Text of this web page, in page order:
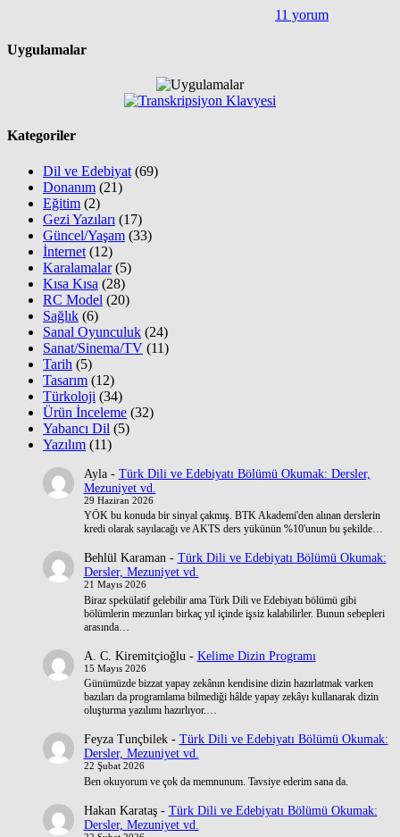
11 yorum
Uygulamalar
Kategoriler
Dil ve Edebiyat (69)
Donanım (21)
Eğitim (2)
Gezi Yazıları (17)
Güncel/Yaşam (33)
İnternet (12)
Karalamalar(5)
Kısa Kısa (28)
RC Model (20)
Sağlık (6)
Sanal Oyunculuk (24)
Sanat/Sinema/TV (11)
Tarih (5)
Tasarım (12)
Türkoloji (34)
Ürün İnceleme (32)
Yabancı Dil (5)
Yazılım (11)
Ayla- Türk Dili ve Edebiyatı Bölümü Okumak: Dersler,
Mezuniyet vd.
29 Haziran 2026
YÖK bu konuda bir sinyal çakmış. BTK Akademi'den alınan derslerin
kredi olarak sayılacağı ve AKTS ders yükünün %10'unun bu şekilde…
Behlül Karaman- Türk Dili ve Edebiyatı Bölümü Okumak:
Dersler, Mezuniyet vd.
21 Mayıs 2026
Biraz spekülatif gelebilir ama Türk Dili ve Edebiyatı bölümü gibi
bölümlerin mezunları birkaç yıl içinde işsiz kalabilirler. Bunun sebepleri
arasında…
A. C. Kiremitçioğlu - Kelime Dizin Programı
15 Mayıs 2026
Günümüzde bizzat yapay zekânın kendisine dizin hazırlatmak varken
bazıları da programlama bilmediği hâlde yapay zekâyı kullanarak dizin
oluşturma yazılımı hazırlıyor.…
Feyza Tunçbilek- Türk Dili ve Edebiyatı Bölümü Okumak:
Dersler, Mezuniyet vd.
22 Şubat 2026
Ben okuyorum ve çok da memnunum. Tavsiye ederim sana da.
Hakan Karataş- Türk Dili ve Edebiyatı Bölümü Okumak:
Dersler, Mezuniyet vd.